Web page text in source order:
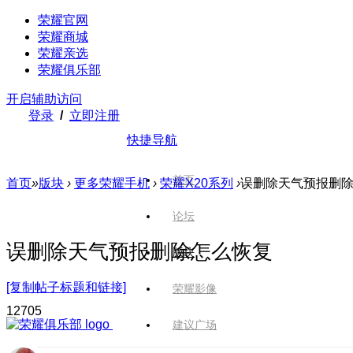
荣耀官网
荣耀商城
荣耀亲选
荣耀俱乐部
开启辅助访问
登录 / 立即注册
快捷导航
首页
论坛
版块
荣耀影像
建议广场
首页»版块 › 更多荣耀手机 › 荣耀X20系列 ›误删除天气预报删
误删除天气预报删除怎么恢复
[复制帖子标题和链接]
12705